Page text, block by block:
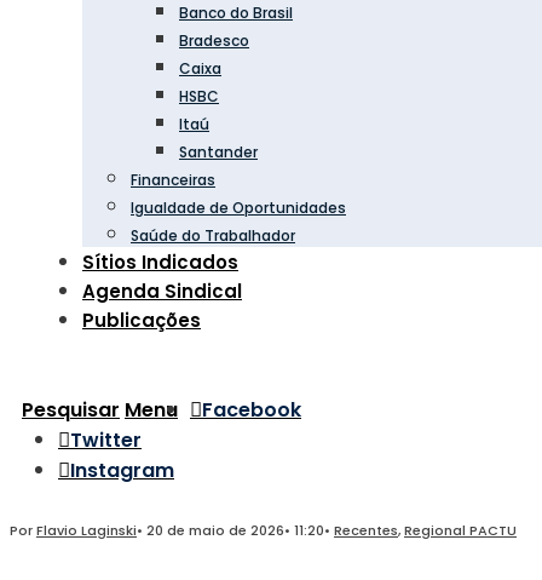
Banco do Brasil
Bradesco
Caixa
HSBC
Itaú
Santander
Financeiras
Igualdade de Oportunidades
Saúde do Trabalhador
Sítios Indicados
Agenda Sindical
Publicações
Pesquisar Menu
Facebook
Twitter
Instagram
PorFlavio Laginski• 20 de maio de 2026• 11:20• Recentes,Regional PACTU